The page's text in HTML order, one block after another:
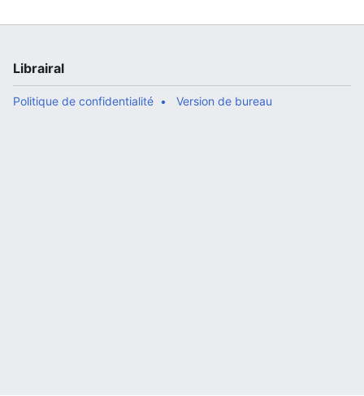
Librairal
Politique de confidentialité Version de bureau